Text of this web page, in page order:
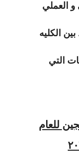
العملي
الكليه
التي
للعام